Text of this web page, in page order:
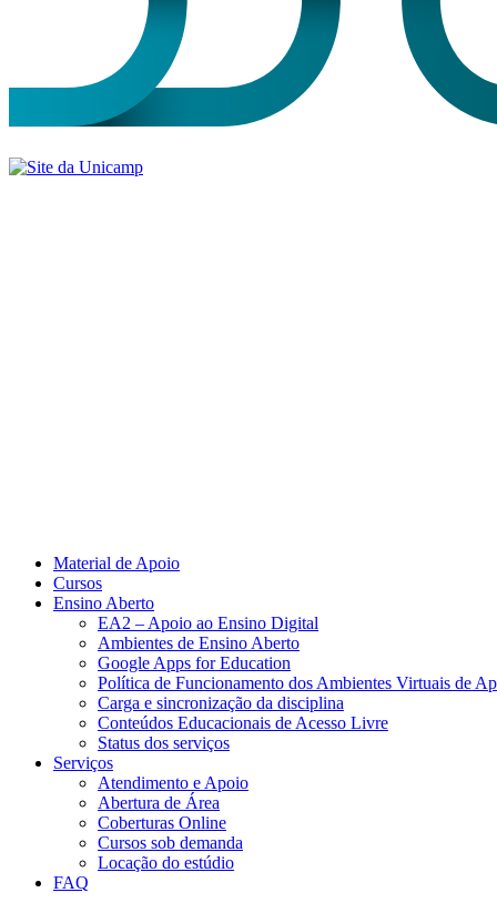
Material de Apoio
Cursos
Ensino Aberto
EA2 – Apoio ao Ensino Digital
Ambientes de Ensino Aberto
Google Apps for Education
Política de Funcionamento dos Ambientes Virtuais de
Carga e sincronização da disciplina​
Conteúdos Educacionais de Acesso Livre​
Status dos serviços​​
Serviços
Atendimento e Apoio
Abertura de Área
Coberturas Online​
Cursos sob demanda
Locação do estúdio
FAQ